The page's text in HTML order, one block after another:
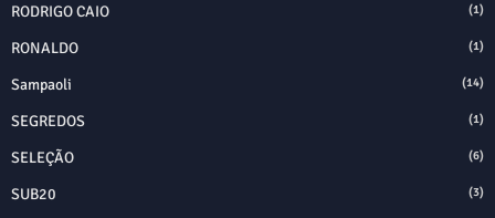
RODRIGO CAIO (1)
RONALDO (1)
Sampaoli (14)
SEGREDOS (1)
SELEÇÃO (6)
SUB20 (3)